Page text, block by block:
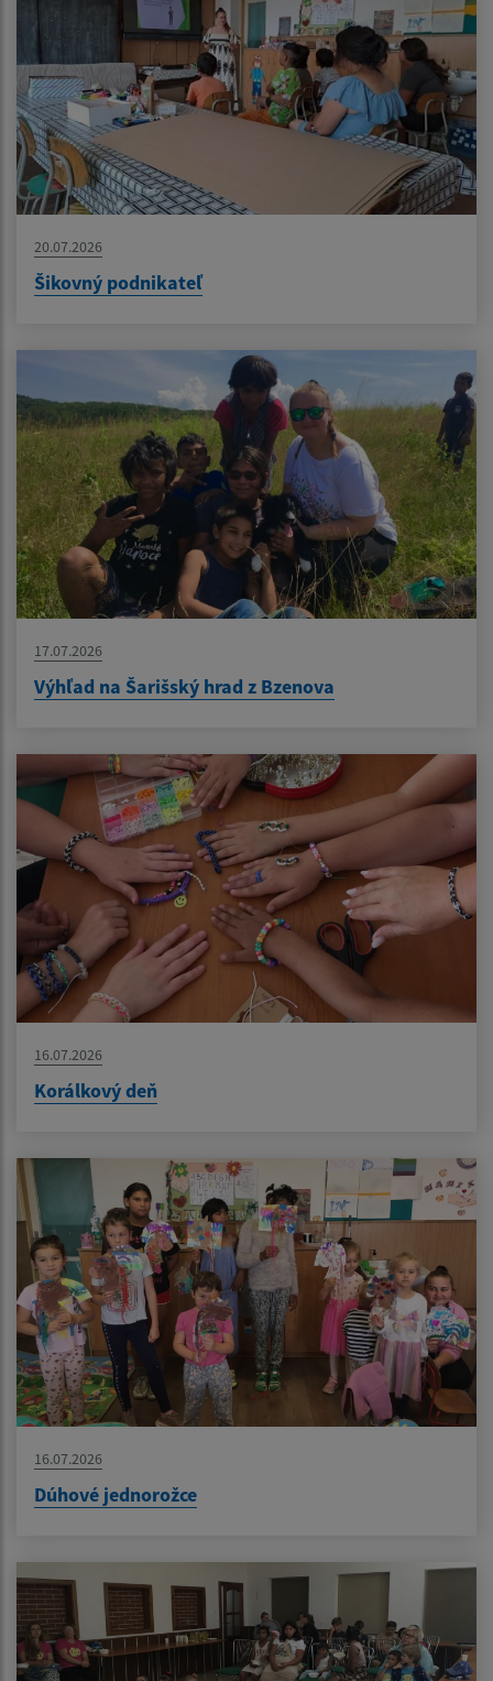
20.07.2026
Šikovný podnikateľ
17.07.2026
Výhľad na Šarišský hrad z Bzenova
16.07.2026
Korálkový deň
16.07.2026
Dúhové jednorožce